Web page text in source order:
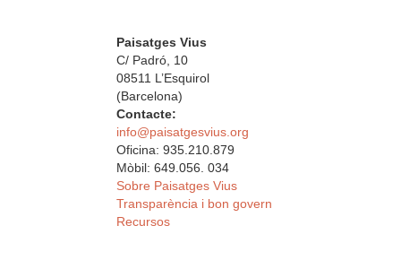
Paisatges Vius
C/ Padró, 10
08511 L’Esquirol
(Barcelona)
Contacte:
info@paisatgesvius.org
Oficina: 935.210.879
Mòbil: 649.056. 034
Sobre Paisatges Vius
Transparència i bon govern
Recursos